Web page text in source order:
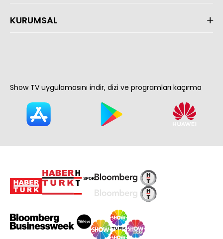
KURUMSAL
Show TV uygulamasını indir, dizi ve programları kaçırma